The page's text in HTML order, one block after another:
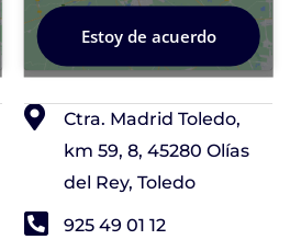
Estoy de acuerdo
Ctra. Madrid Toledo,
km 59, 8, 45280 Olías
del Rey, Toledo
925 49 01 12